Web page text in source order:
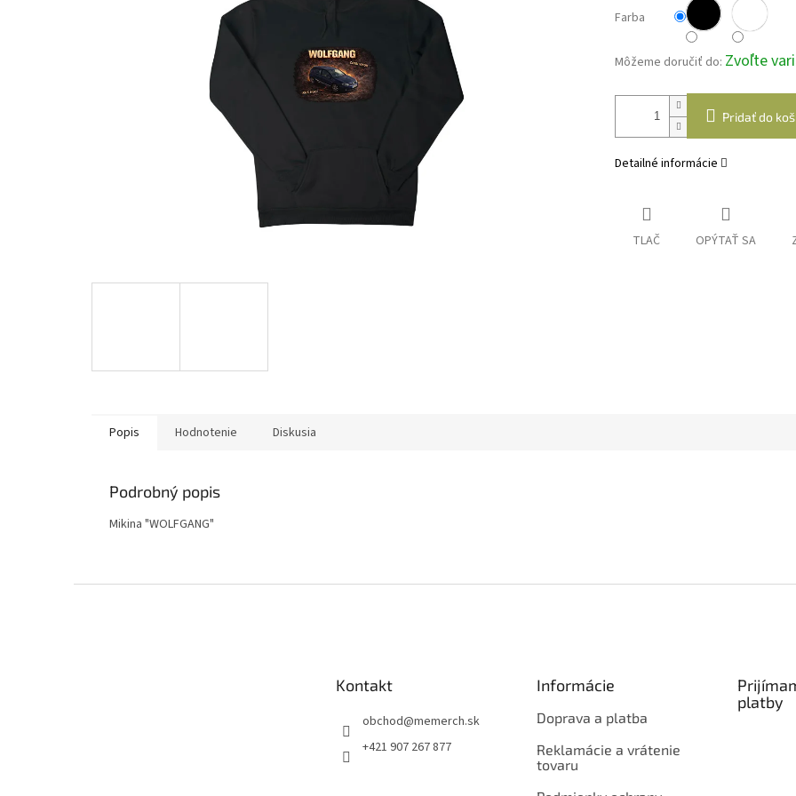
Farba
Môžeme doručiť do: Zvoľte
Pridať do
Detailné informácie
TLAČ OPÝTAŤ SA
Popis Hodnotenie Diskusia
Podrobný popis
Mikina "WOLFGANG"
Kontakt
obchod@memerch.sk
+421 907 267 877
Informácie
Doprava a platba
Reklamácie a vrátenie
tovaru
platby